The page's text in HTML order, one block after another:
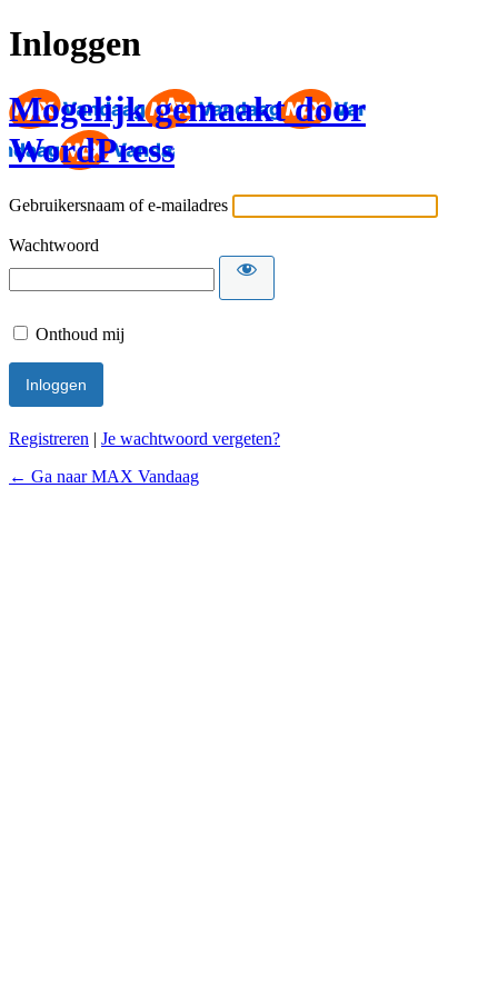
Inloggen
Mogelijk gemaakt door
WordPress
Gebruikersnaam of e-mailadres
Wachtwoord
Onthoud mij
Registreren | Je wachtwoord vergeten?
← Ga naar MAX Vandaag